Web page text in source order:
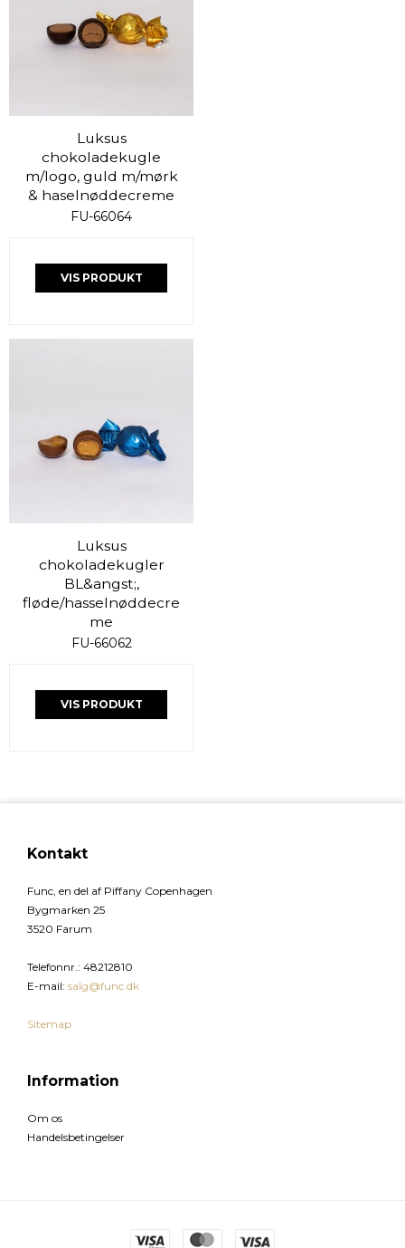
Luksus
chokoladekugle
m/logo, guld m/mørk
& haselnøddecreme
FU-66064
VIS PRODUKT
Luksus
chokoladekugler
BL&angst;,
fløde/hasselnøddecre
me
FU-66062
VIS PRODUKT
Kontakt
Func, en del af Piffany Copenhagen
Bygmarken 25
3520 Farum
Telefonnr.: 48212810
E-mail: salg@func.dk
Sitemap
Information
Om os
Handelsbetingelser